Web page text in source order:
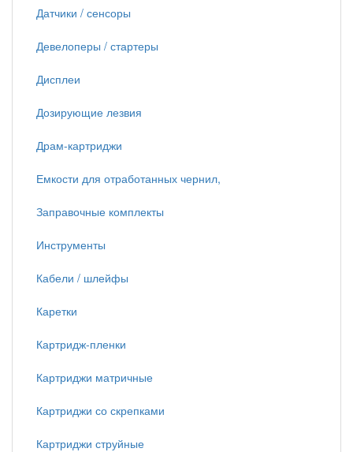
Датчики / сенсоры
Девелоперы / стартеры
Дисплеи
Дозирующие лезвия
Драм-картриджи
Емкости для отработанных чернил,
Заправочные комплекты
Инструменты
Кабели / шлейфы
Каретки
Картридж-пленки
Картриджи матричные
Картриджи со скрепками
Картриджи струйные